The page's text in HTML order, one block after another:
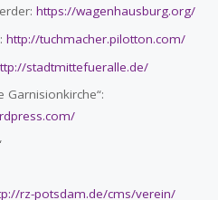
https://wagenhausburg.org/
http://tuchmacher.pilotton.com/
stadtmittefueralle.de/
Garnisionkirche“:
rz-potsdam.de/cms/verein/